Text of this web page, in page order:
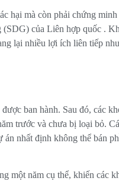
hại mà còn phải chứng
(SDG) của Liên hợp quốc .
lại nhiều lợi ích liên tiếp
ban hành. Sau đó, các
trước và chưa bị loại bỏ.
nhất định không thể bán
một năm cụ thể, khiến các